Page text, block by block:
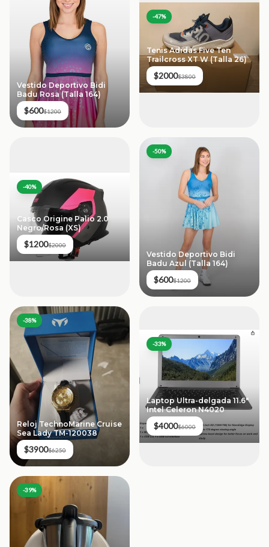
Vestido Deportivo Bidi
Badu Rosa (Talla 164)
$600$1200
-47%
Tenis Adidas Five Ten
Trailcross XT W (Talla 26)
$2000$3800
-40%
Casco Origine Palio 2.0
Negro/Rosa (XS)
$1200$2000
-50%
Vestido Deportivo Bidi
Badu Azul (Talla 164)
$600$1200
-38%
Reloj TechnoMarine Cruise
Sea Lady TM-120038
$3900$6250
-33%
Laptop Ultra-delgada 11.6"
Intel Celeron N4020
$4000$6000
-39%